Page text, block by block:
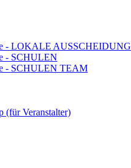
- LOKALE AUSSCHEIDUNG
- SCHULEN
- SCHULEN TEAM
(für Veranstalter)